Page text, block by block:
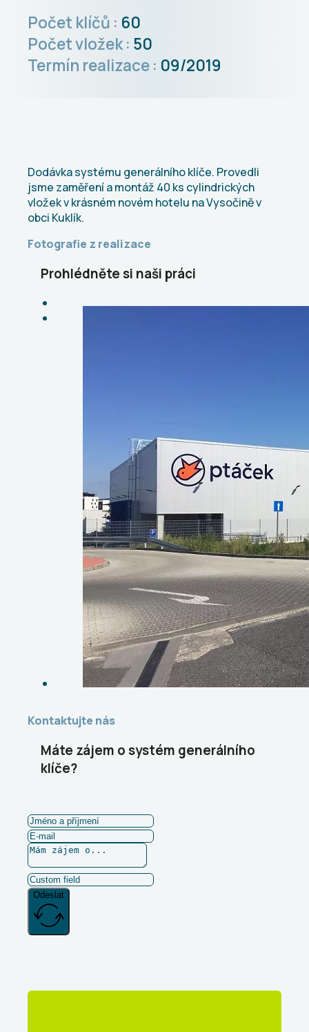
Počet klíčů : 60
Počet vložek : 50
Termín realizace : 09/2019
Dodávka systému generálního klíče. Provedli
jsme zaměření a montáž 40 ks cylindrických
vložek v krásném novém hotelu na Vysočině v
obci Kuklík.
Fotografie z realizace
Prohlédněte si naši práci
Kontaktujte nás
Máte zájem o systém generálního
klíče?
Odeslat